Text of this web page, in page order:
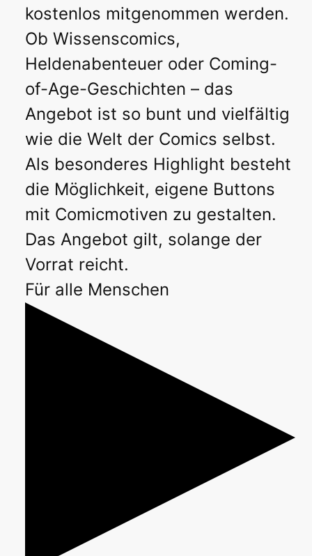
kostenlos mitgenommen werden.
Ob Wissenscomics,
Heldenabenteuer oder Coming-
of-Age-Geschichten – das
Angebot ist so bunt und vielfältig
wie die Welt der Comics selbst.
Als besonderes Highlight besteht
die Möglichkeit, eigene Buttons
mit Comicmotiven zu gestalten.
Das Angebot gilt, solange der
Vorrat reicht.
Für alle Menschen